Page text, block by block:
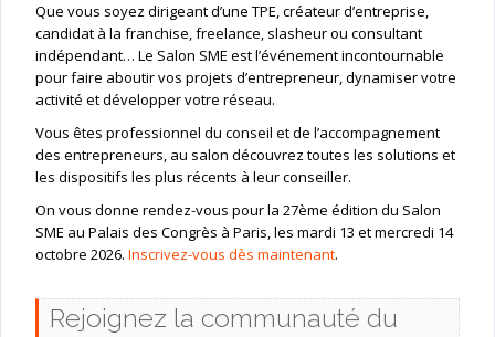
Que vous soyez dirigeant d’une TPE, créateur d’entreprise,
candidat à la franchise, freelance, slasheur ou consultant
indépendant… Le Salon SME est l’événement incontournable
pour faire aboutir vos projets d’entrepreneur, dynamiser votre
activité et développer votre réseau.
Vous êtes professionnel du conseil et de l’accompagnement
des entrepreneurs, au salon découvrez toutes les solutions et
les dispositifs les plus récents à leur conseiller.
On vous donne rendez-vous pour la 27ème édition du Salon
SME au Palais des Congrès à Paris, les mardi 13 et mercredi 14
octobre 2026. Inscrivez-vous dès maintenant.
Rejoignez la communauté du